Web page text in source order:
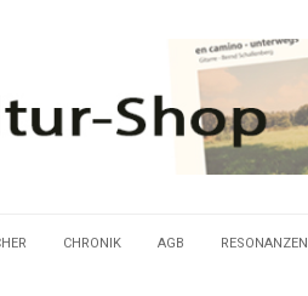
CHRONIK AGB RESONANZEN